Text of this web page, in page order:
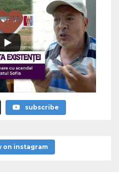
subscribe
on instagram